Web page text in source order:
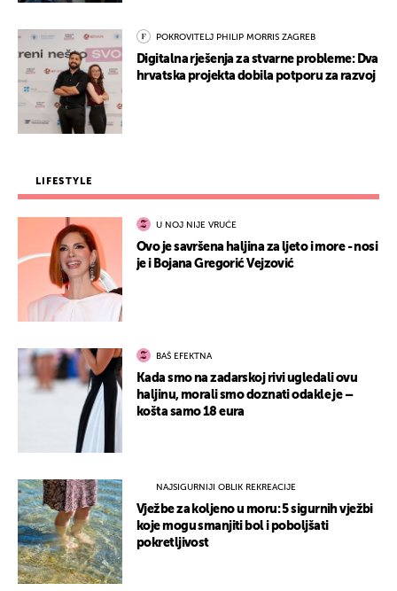
POKROVITELJ PHILIP MORRIS ZAGREB
Digitalna rješenja za stvarne probleme: Dva
hrvatska projekta dobila potporu za razvoj
LIFESTYLE
U NOJ NIJE VRUĆE
Ovo je savršena haljina za ljeto i more - nosi
je i Bojana Gregorić Vejzović
BAŠ EFEKTNA
Kada smo na zadarskoj rivi ugledali ovu
haljinu, morali smo doznati odakle je –
košta samo 18 eura
NAJSIGURNIJI OBLIK REKREACIJE
Vježbe za koljeno u moru: 5 sigurnih vježbi
koje mogu smanjiti bol i poboljšati
pokretljivost